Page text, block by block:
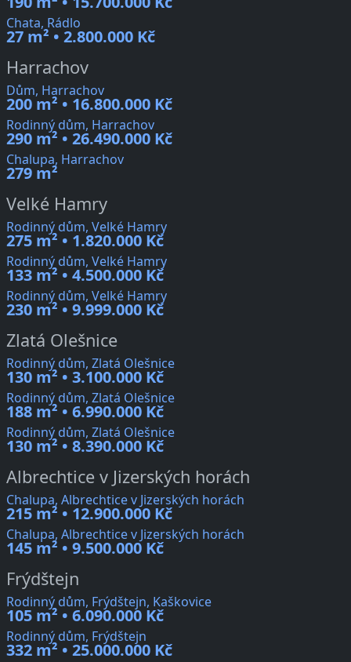
Chata, Rádlo
27 m² • 2.800.000 Kč
Harrachov
Dům, Harrachov
200 m² • 16.800.000 Kč
Rodinný dům, Harrachov
290 m² • 26.490.000 Kč
Chalupa, Harrachov
279 m²
Velké Hamry
Rodinný dům, Velké Hamry
275 m² • 1.820.000 Kč
Rodinný dům, Velké Hamry
133 m² • 4.500.000 Kč
Rodinný dům, Velké Hamry
230 m² • 9.999.000 Kč
Zlatá Olešnice
Rodinný dům, Zlatá Olešnice
130 m² • 3.100.000 Kč
Rodinný dům, Zlatá Olešnice
188 m² • 6.990.000 Kč
Rodinný dům, Zlatá Olešnice
130 m² • 8.390.000 Kč
Albrechtice v Jizerských horách
Chalupa, Albrechtice v Jizerských horách
215 m² • 12.900.000 Kč
Chalupa, Albrechtice v Jizerských horách
145 m² • 9.500.000 Kč
Frýdštejn
Rodinný dům, Frýdštejn, Kaškovice
105 m² • 6.090.000 Kč
Rodinný dům, Frýdštejn
332 m² • 25.000.000 Kč